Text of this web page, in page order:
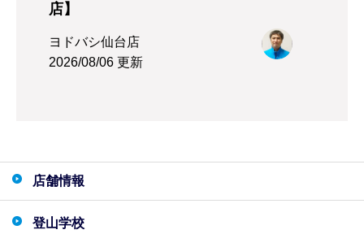
店】
ヨドバシ仙台店
2026/08/06 更新
店舗情報
登山学校